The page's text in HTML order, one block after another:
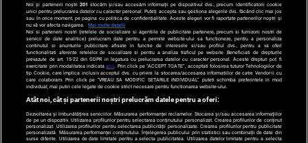
SPORT
Noi și partenerii noștri 201 stocăm și/sau accesăm informații pe dispozitivul dvs., precum identificatorii cookie
unici pentru prelucrarea datelor cu caracter personal. Puteți accepta sau gestiona alegerile dvs. făcând clic mai jos
sau în orice moment, pe pagina cu politica de confidențialitate. Aceste alegeri vor fi raportate partenerilor noștri și
nu vă vor afecta navigarea.
Mai multe detalii
Noi si partenerii nostri (retelele de socializare si agentiile de publicitate partenere, precum si furnizorii nostri de
servicii de date analitice) prelucram date pentru a permite website-ului sa functioneze, pentru a personaliza
continutul si anunturile publicitare afisate in functie de interesele si/sau profilul dvs., pentru a va oferi
functionalitati aferente retelelor de socializare si pentru a analiza traficul pe website. Beneficiati de drepturile
prevazute de art. 15-22 din GDPR in legatura cu prelucrarea datelor cu caracter personal. Aceste drepturi pot fi
exercitate prin modalitatea indicataaici . Prin click pe “ACCEPT TOATE”, acceptati folosirea tuturor Tehnologiilor de
tip Cookie, care implica inclusiv acceptul dvs. cu privire la stocarea/accesarea informatiilor de catre Vendor-ii cu
care colaboram. Prin click pe “VREAU SA MODIFIC SETARILE INDIVIDUAL” puteti schimba preferintele in mod
individual, mai putin cele legate de cookie strict necesare pentru functionarea website-ului.
Atât noi, cât și partenerii noștri prelucrăm datele pentru a oferi:
Dezvoltarea și îmbunătățirea serviciilor. Măsurarea performanței reclamelor. Stocarea și/sau accesarea informațiilor
de pe un dispozitiv. Utilizarea profilurilor pentru selectarea conținutului personalizat. Crearea profilurilor de conținut
personalizat. Utilizarea profilurilor pentru selectarea publicității personalizate. Crearea profilurilor pentru publicitate
personalizată. Măsurarea performanței conținutului. Înțelegerea publicului prin statistici sau combinații de date din
surse diferite. Utilizarea de date limitate pentru a selecta publicitatea. Utilizarea datelor limitate pentru a selecta